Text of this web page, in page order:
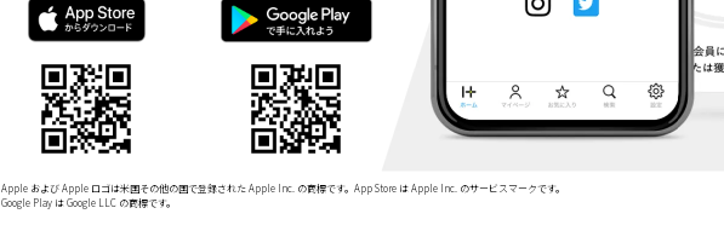
Apple および Apple ロゴは米国その他の国で登録された Apple Inc. の商標です。App Store は Apple Inc. のサービスマークです。
Google Play は Google LLC の商標です。